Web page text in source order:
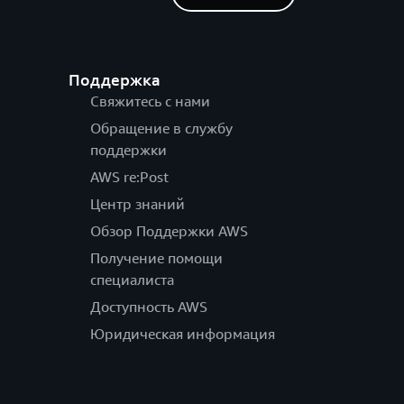
Поддержка
Свяжитесь с нами
Обращение в службу
поддержки
AWS re:Post
Центр знаний
Обзор Поддержки AWS
Получение помощи
специалиста
Доступность AWS
Юридическая информация